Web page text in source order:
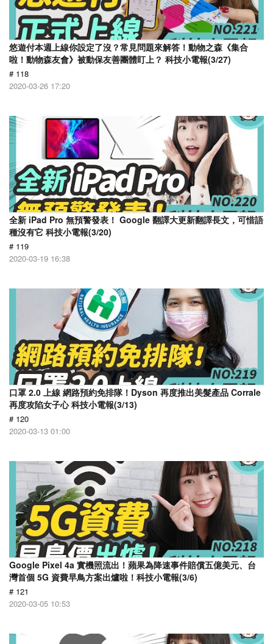
悠遊付本週上線你設定了沒？常見問題來解答！動物之森《集合
啦！動物森友會》被動保友善團體盯上？ 科技小電報(3/27)
# 118
2020-03-26 17:20
全新 iPad Pro 無預警發表！ Google 翻譯大更新翻譯長文，可惜語
種沒有它 科技小電報(3/20)
# 119
2020-03-19 16:38
口罩 2.0 上線 網路預約免排隊！Dyson 再度推出美髮產品 Corrale
再度攻陷女子心 科技小電報(3/13)
# 120
2020-03-13 01:00
Google Pixel 4a 實機照流出！蘋果為降速事件賠償五億美元、台
灣首個 5G 資費早鳥方案出爐啦！科技小電報(3/6)
# 121
2020-03-05 10:53